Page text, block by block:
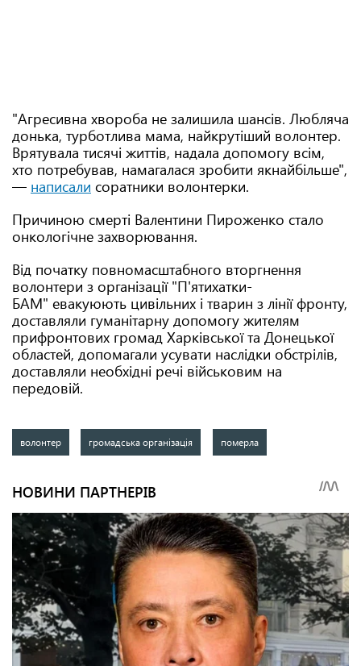
"Агресивна хвороба не залишила шансів. Любляча
донька, турботлива мама, найкрутіший волонтер.
Врятувала тисячі життів, надала допомогу всім,
хто потребував, намагалася зробити якнайбільше",
— написали соратники волонтерки.
Причиною смерті Валентини Пироженко стало
онкологічне захворювання.
Від початку повномасштабного вторгнення
волонтери з організації "П'ятихатки-
БАМ" евакуюють цивільних і тварин з лінії фронту,
доставляли гуманітарну допомогу жителям
прифронтових громад Харківської та Донецької
областей, допомагали усувати наслідки обстрілів,
доставляли необхідні речі військовим на
передовій.
волонтер громадська організація померла